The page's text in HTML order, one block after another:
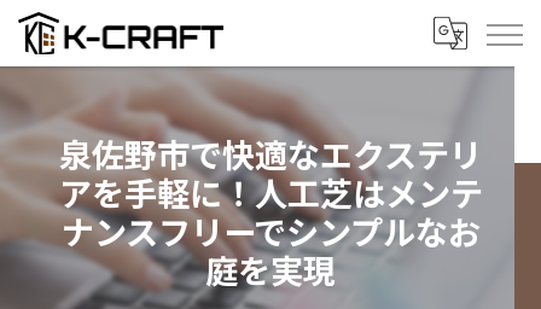
泉佐野市で快適なエクステリ
アを手軽に！人工芝はメンテ
ナンスフリーでシンプルなお
庭を実現